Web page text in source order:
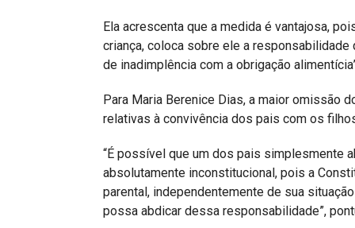
Ela acrescenta que a medida é vantajosa,
criança, coloca sobre ele a
de inadimplência com a obrigação
Para Maria Berenice Dias, a maior omissão
relativas à convivência dos pais com os
“É possível que um dos pais simplesmente
absolutamente inconstitucional, pois a
parental, independentemente de sua
possa abdicar dessa responsabilidade”,